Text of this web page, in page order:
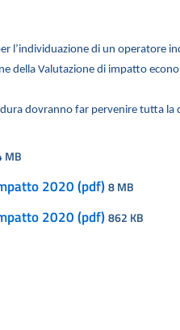
l’individuazione di un operatore
della Valutazione di impatto
dovranno far pervenire tutta
MB
2020 (pdf)8 MB
2020 (pdf)862 KB